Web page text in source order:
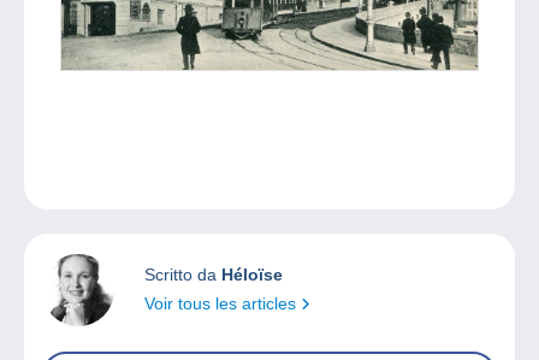
Scritto da Héloïse
Voir tous les articles